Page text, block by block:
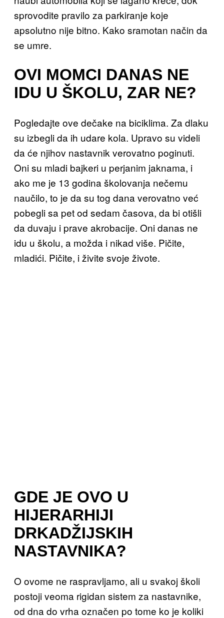
sprovodite pravilo za parkiranje koje
apsolutno nije bitno. Kako sramotan način da
se umre.
OVI MOMCI DANAS NE
IDU U ŠKOLU, ZAR NE?
Pogledajte ove dečake na biciklima. Za dlaku
su izbegli da ih udare kola. Upravo su videli
da će njihov nastavnik verovatno poginuti.
Oni su mladi bajkeri u perjanim jaknama, i
ako me je 13 godina školovanja nečemu
naučilo, to je da su tog dana verovatno već
pobegli sa pet od sedam časova, da bi otišli
da duvaju i prave akrobacije. Oni danas ne
idu u školu, a možda i nikad više. Pičite,
mladići. Pičite, i živite svoje živote.
GDE JE OVO U
HIJERARHIJI
DRKADŽIJSKIH
NASTAVNIKA?
O ovome ne raspravljamo, ali u svakoj školi
postoji veoma rigidan sistem za nastavnike,
od dna do vrha označen po tome ko je koliki